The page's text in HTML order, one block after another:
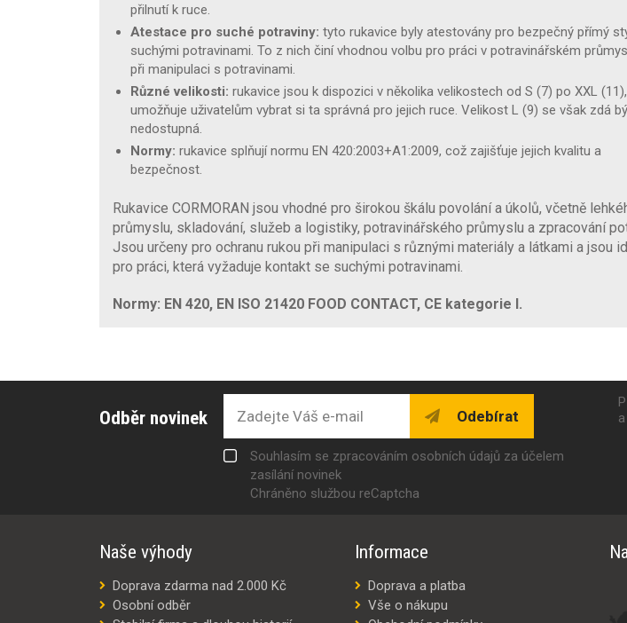
přilnutí k ruce.
Atestace pro suché potraviny: tyto rukavice byly atestovány pro bezpečný přímý
suchými potravinami. To z nich činí vhodnou volbu pro práci v potravinářském
při manipulaci s potravinami.
Různé velikosti: rukavice jsou k dispozici v několika velikostech od S (7) po XXL
umožňuje uživatelům vybrat si ta správná pro jejich ruce. Velikost L (9) se však zdá
nedostupná.
Normy: rukavice splňují normu EN 420:2003+A1:2009, což zajišťuje jejich kvalitu a
bezpečnost.
Rukavice CORMORAN jsou vhodné pro širokou škálu povolání a úkolů, včetně
průmyslu, skladování, služeb a logistiky, potravinářského průmyslu a zpracování
Jsou určeny pro ochranu rukou při manipulaci s různými materiály a látkami a jsou
pro práci, která vyžaduje kontakt se suchými potravinami.
Normy: EN 420, EN ISO 21420 FOOD CONTACT, CE kategorie I.
Odběr novinek Odebírat
Souhlasím se zpracováním osobních údajů za účelem
zasílání novinek
Chráněno službou reCaptcha
Naše výhody
Doprava zdarma nad 2.000 Kč
Osobní odběr
Informace
Doprava a platba
Vše o nákupu